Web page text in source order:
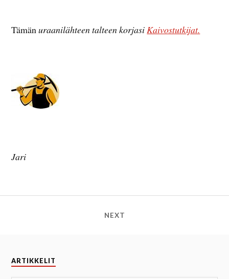
Tämänuraanilähteen talteen korjasi Kaivostutkijat.
Jari
NEXT
ARTIKKELIT